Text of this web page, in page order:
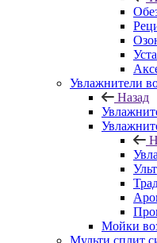
Увлажнители
Назад
Мойки
Мульти сплит